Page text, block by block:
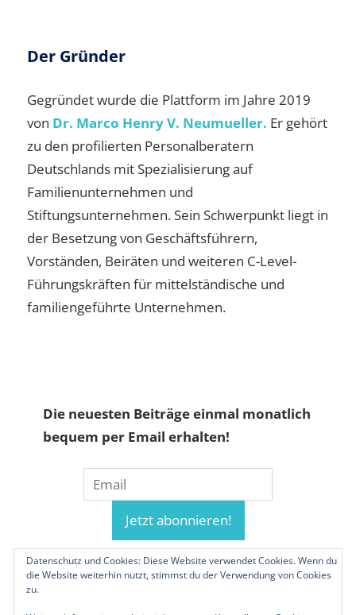
Der Gründer
Gegründet wurde die Plattform im Jahre 2019
von Dr. Marco Henry V. Neumueller. Er gehört
zu den profilierten Personalberatern
Deutschlands mit Spezialisierung auf
Familienunternehmen und
Stiftungsunternehmen. Sein Schwerpunkt liegt in
der Besetzung von Geschäftsführern,
Vorständen, Beiräten und weiteren C-Level-
Führungskräften für mittelständische und
familiengeführte Unternehmen.
Die neuesten Beiträge einmal monatlich
bequem per Email erhalten!
Datenschutz und Cookies: Diese Website verwendet Cookies. Wenn du
die Website weiterhin nutzt, stimmst du der Verwendung von Cookies
zu.